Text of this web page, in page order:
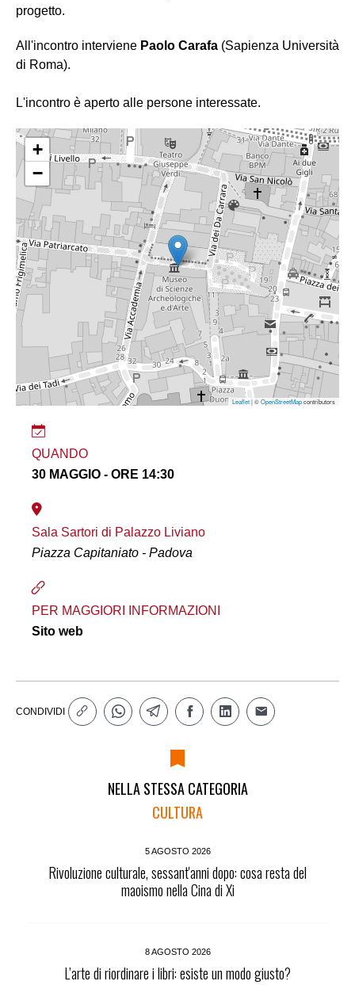
progetto.
All'incontro interviene Paolo Carafa (Sapienza Università
di Roma).
L'incontro è aperto alle persone interessate.
+
−
Leaflet| ©OpenStreetMapcontributors
QUANDO
30 MAGGIO - ORE 14:30
Sala Sartori di Palazzo Liviano
Piazza Capitaniato - Padova
PER MAGGIORI INFORMAZIONI
Sito web
CONDIVIDI
NELLA STESSA CATEGORIA
CULTURA
5 AGOSTO 2026
Rivoluzione culturale, sessant'anni dopo: cosa resta del
maoismo nella Cina di Xi
8 AGOSTO 2026
L’arte di riordinare i libri: esiste un modo giusto?